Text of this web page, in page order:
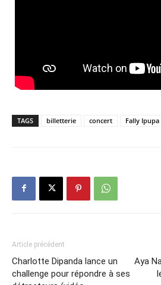
TAGS billetterie concert Fally Ipupa
Article précédent
Charlotte Dipanda lance un
challenge pour répondre à ses
Aya